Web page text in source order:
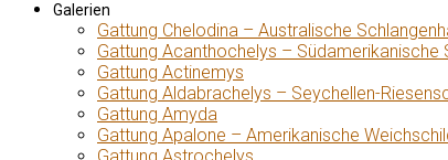
Galerien
Gattung Chelodina – Australische
Gattung Acanthochelys – Südamerikanische
Gattung Actinemys
Gattung Aldabrachelys – Seychellen-
Gattung Amyda
Gattung Apalone – Amerikanische